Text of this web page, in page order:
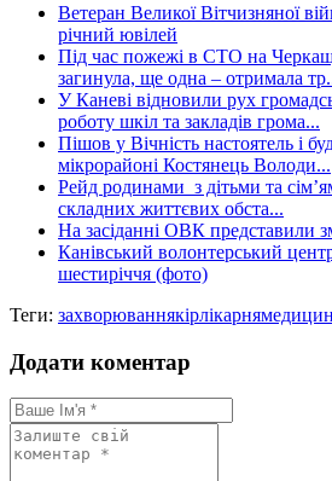
Ветеран Великої Вітчизняної
річний ювілей
Під час пожежі в СТО на
загинула, ще одна – отримала
У Каневі відновили рух
роботу шкіл та закладів грома...
Пішов у Вічність настоятель і
мікрорайоні Костянець Володи...
Рейд родинами з дітьми та
складних життєвих обста...
На засіданні ОВК представили
Канівський волонтерський
шестиріччя (фото)
Теги: захворюваннякірлікарня
Додати коментар